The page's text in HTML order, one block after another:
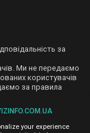
за
Ми не передаємо
користувачів
за правила
Google
про
. your experience